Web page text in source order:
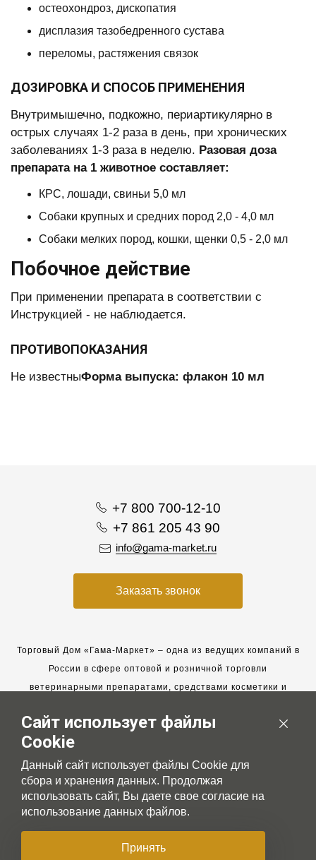
остеохондроз, дископатия
дисплазия тазобедренного сустава
переломы, растяжения связок
ДОЗИРОВКА И СПОСОБ ПРИМЕНЕНИЯ
Внутримышечно, подкожно, периартикулярно в
острых случаях 1-2 раза в день, при хронических
заболеваниях 1-3 раза в неделю. Разовая доза
препарата на 1 животное составляет:
КРС, лошади, свиньи 5,0 мл
Собаки крупных и средних пород 2,0 - 4,0 мл
Собаки мелких пород, кошки, щенки 0,5 - 2,0 мл
Побочное действие
При применении препарата в соответствии с
Инструкцией - не наблюдается.
ПРОТИВОПОКАЗАНИЯ
Не известныФорма выпуска: флакон 10 мл
+7 800 700-12-10
+7 861 205 43 90
info@gama-market.ru
Заказать звонок
Торговый Дом «Гама-Маркет» – одна из ведущих компаний в
России в сфере оптовой и розничной торговли
ветеринарными препаратами, средствами косметики и
Мы работаем с 2005 года. Мы приглашаем к сотрудничеству
новых клиентов и всегда рассчитываем на взаимовыгодные,
долгосрочные партнерские отношения.
Сайт использует файлы
Cookie
Данный сайт использует файлы Cookie для
сбора и хранения данных. Продолжая
использовать сайт, Вы даете свое согласие на
использование данных файлов.
Принять